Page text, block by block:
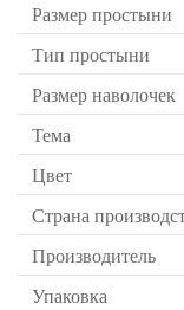
Размер простыни
Тип простыни
Размер наволочек
Тема
Цвет
Страна
Производитель
Упаковка